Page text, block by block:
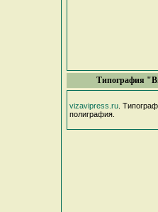
Типография
vizavipress.ru .
полиграфия.